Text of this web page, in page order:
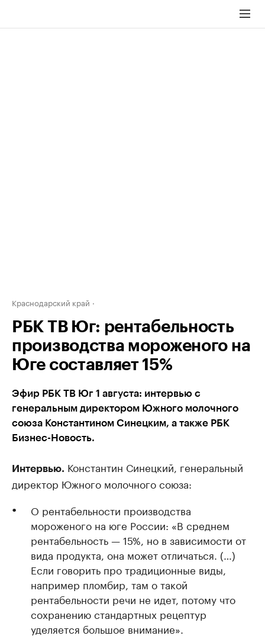
Краснодарский край
РБК ТВ Юг: рентабельность
производства мороженого на
Юге составляет 15%
Эфир РБК ТВ Юг 1 августа: интервью с
генеральным директором Южного молочного
союза Константином Синецким, а также РБК
Бизнес-Новость.
Интервью. Константин Синецкий, генеральный
директор Южного молочного союза:
О рентабельности производства
мороженого на юге России: «В среднем
рентабельность — 15%, но в зависимости от
вида продукта, она может отличаться. (…)
Если говорить про традиционные виды,
например пломбир, там о такой
рентабельности речи не идет, потому что
сохранению стандартных рецептур
уделяется большое внимание».